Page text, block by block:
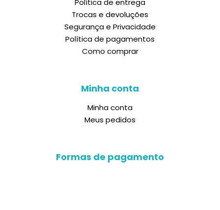
Política de entrega
Trocas e devoluções
Segurança e Privacidade
Política de pagamentos
Como comprar
Minha conta
Minha conta
Meus pedidos
Formas de pagamento